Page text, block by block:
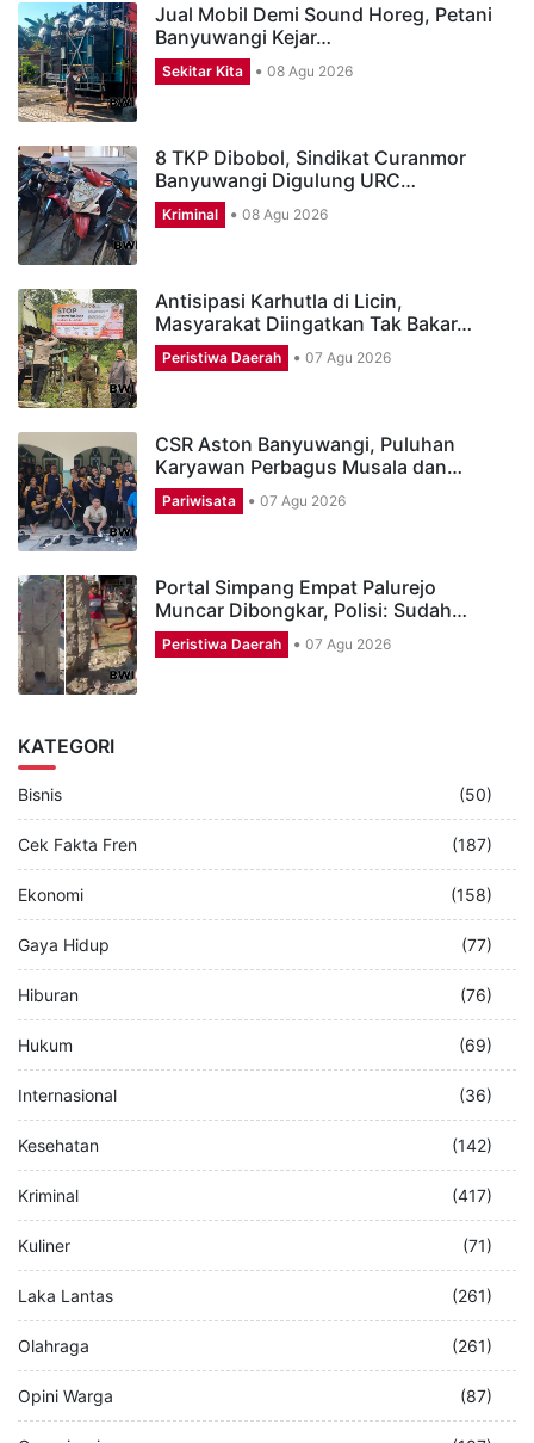
Jual Mobil Demi Sound Horeg, Petani
Banyuwangi Kejar…
Sekitar Kita 08 Agu 2026
8 TKP Dibobol, Sindikat Curanmor
Banyuwangi Digulung URC…
Kriminal 08 Agu 2026
Antisipasi Karhutla di Licin,
Masyarakat Diingatkan Tak Bakar…
Peristiwa Daerah 07 Agu 2026
CSR Aston Banyuwangi, Puluhan
Karyawan Perbagus Musala dan…
Pariwisata 07 Agu 2026
Portal Simpang Empat Palurejo
Muncar Dibongkar, Polisi: Sudah…
Peristiwa Daerah 07 Agu 2026
KATEGORI
Bisnis (50)
Cek Fakta Fren (187)
Ekonomi (158)
Gaya Hidup (77)
Hiburan (76)
Hukum (69)
Internasional (36)
Kesehatan (142)
Kriminal (417)
Kuliner (71)
Laka Lantas (261)
Olahraga (261)
Opini Warga (87)